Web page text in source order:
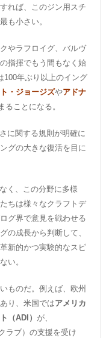
れば、このジン用スチ
も小さい。
やラフロイグ、バルヴ
の指揮でもう間もなく始
100年ぶり以上のイング
・ジョージズやアドナ
ることになる。
に関する規則が明確に
グの大きな復活を目に
く、この分野に多様
ちは様々なクラフトデ
グ界で意見を戦わせる
の成長から判断して、
新的かつ実験的なスピ
い。
ものだ。例えば、欧州
り、米国ではアメリカ
（ADI） が、
ラブ）の支援を受け